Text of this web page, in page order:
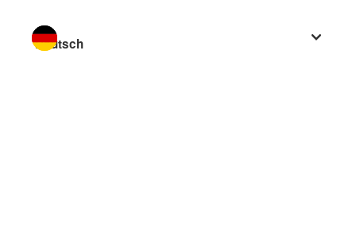
Sprache wechseln zu